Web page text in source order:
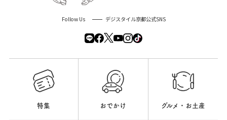
Follow Us デジスタイル京都公式SNS
特集 おでかけ グルメ・お土産